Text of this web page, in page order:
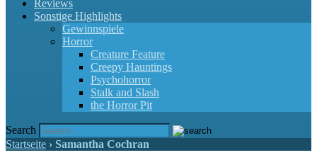
Reviews
Sonstige Highlights
Gewinnspiele
Horror
Creature Feature
Creepy Hauntings
Psychohorror
Stalk and Slash
the Horror Pit
Search
Startseite › Samantha Cochran